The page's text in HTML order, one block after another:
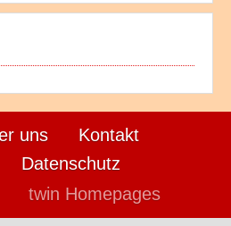
uns
Kontakt
Datenschutz
twin Homepages